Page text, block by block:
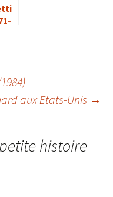
aux Etats-Unis →
histoire